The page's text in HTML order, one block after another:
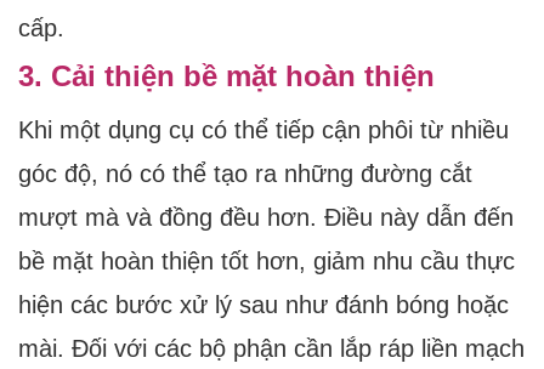
cấp.
3. Cải thiện bề mặt hoàn thiện
Khi một dụng cụ có thể tiếp cận phôi từ nhiều
góc độ, nó có thể tạo ra những đường cắt
mượt mà và đồng đều hơn. Điều này dẫn đến
bề mặt hoàn thiện tốt hơn, giảm nhu cầu thực
hiện các bước xử lý sau như đánh bóng hoặc
mài. Đối với các bộ phận cần lắp ráp liền mạch